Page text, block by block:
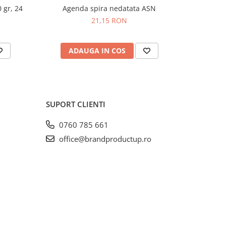
gr, 24
Agenda spira nedatata ASN
21,15 RON
ADAUGA IN COS
SUPORT CLIENTI
0760 785 661
office@brandproductup.ro